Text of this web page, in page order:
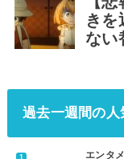
きを
ない
過去一週間の
エンタメ